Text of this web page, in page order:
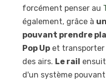
forcément penser au
également, grâce à
pouvant prendre
Pop Up et transporter
des airs. Le rail
d'un système